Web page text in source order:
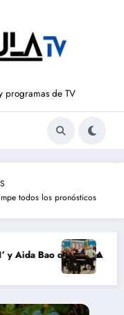
programas de TV
todos los pronósticos
el salto a ‘Mañaneros
Adiós a ‘Cine de